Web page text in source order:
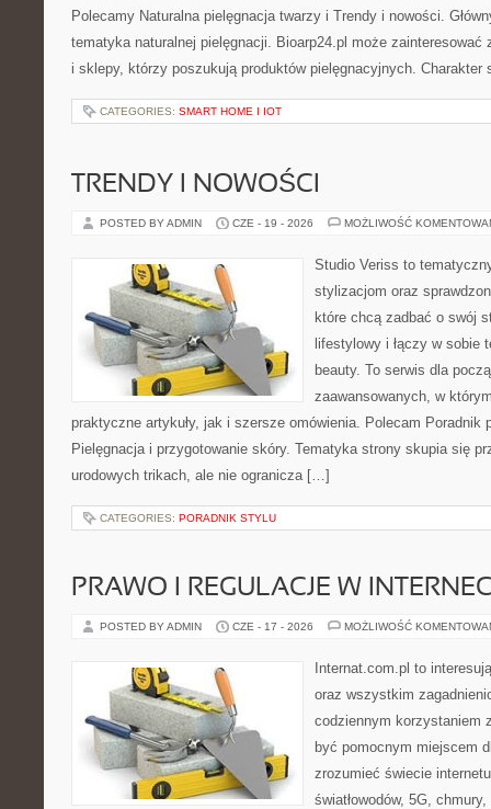
Polecamy Naturalna pielęgnacja twarzy i Trendy i nowości.
tematyka naturalnej pielęgnacji. Bioarp24.pl może zainteresować
i sklepy, którzy poszukują produktów pielęgnacyjnych.
CATEGORIES: SMART HOME I IOT
TRENDY I NOWOŚCI
POSTED BY ADMIN CZE - 19 - 2026 MOŻLIWOŚĆ
Studio Veriss to
stylizacjom oraz
które chcą zadbać o swój
lifestylowy i łączy w sobie
beauty. To serwis dla
zaawansowanych, w
praktyczne artykuły, jak i szersze omówienia. Polecam
Pielęgnacja i przygotowanie skóry. Tematyka strony skupia się
urodowych trikach, ale nie ogranicza […]
CATEGORIES: PORADNIK STYLU
PRAWO I REGULACJE W
POSTED BY ADMIN CZE - 17 - 2026 MOŻLIWOŚĆ
Internat.com.pl to
oraz wszystkim
codziennym korzystaniem
być pomocnym miejscem
zrozumieć świecie
światłowodów, 5G,